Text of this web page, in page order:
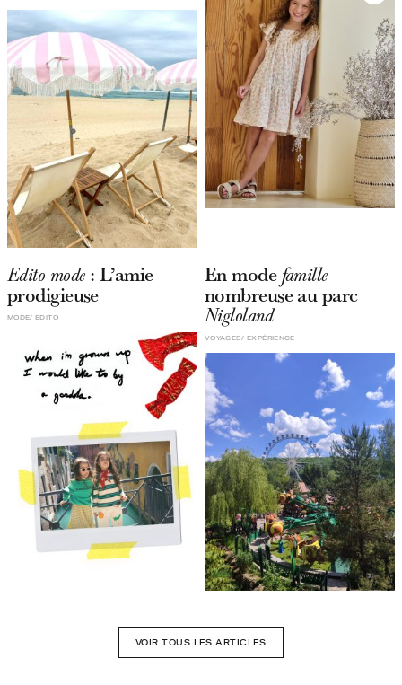
Edito mode: L’amie
prodigieuse
EDITO
MODE
En mode famille
nombreuse au parc
Nigloland
EXPÉRIENCE
VOYAGES
VOIR TOUS LES ARTICLES